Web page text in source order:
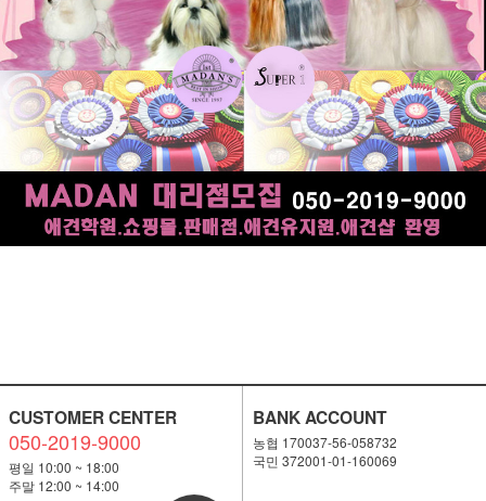
CUSTOMER CENTER
050-2019-9000
평일 10:00 ~ 18:00
주말 12:00 ~ 14:00
BANK ACCOUNT
농협 170037-56-058732
국민 372001-01-160069